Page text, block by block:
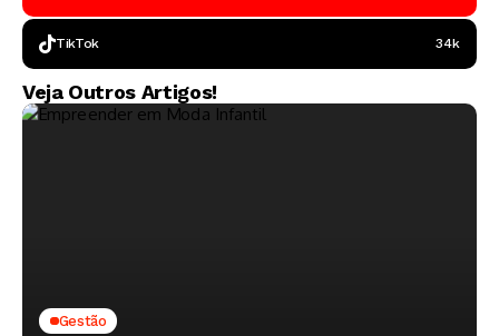
TikTok 34k
Veja Outros Artigos!
Gestão